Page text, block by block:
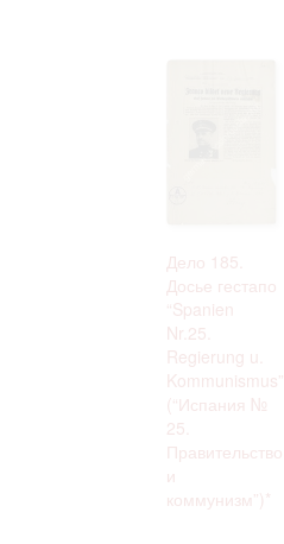
Дело 185.
Досье гестапо
“Spanien
Nr.25.
Regierung u.
Kommunismus”
(“Испания №
25.
Правительство
и
коммунизм”)*